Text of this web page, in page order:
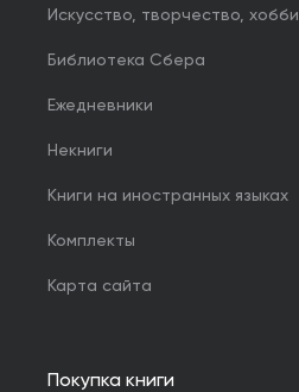
Искусство, творчество, хобби
Библиотека Сбера
Ежедневники
Некниги
Книги на иностранных языках
Комплекты
Карта сайта
Покупка книги